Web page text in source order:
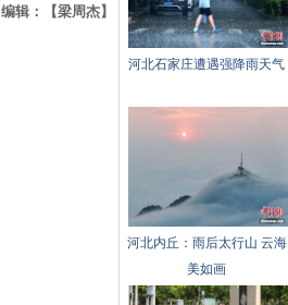
编辑：【梁周杰】
河北石家庄遭遇强降雨天气
河北内丘：雨后太行山 云海
美如画